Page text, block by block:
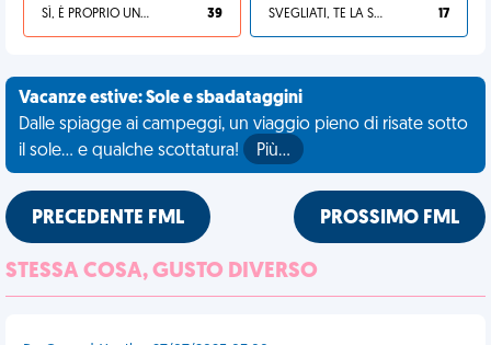
SÌ, È PROPRIO UNA VDM! 39 SVEGLIATI, TE LA SEI CERCATA! 17
Vacanze estive: Sole e sbadataggini
Dalle spiagge ai campeggi, un viaggio pieno di risate sotto
il sole... e qualche scottatura!
Più…
PRECEDENTE FML PROSSIMO FML
STESSA COSA, GUSTO DIVERSO